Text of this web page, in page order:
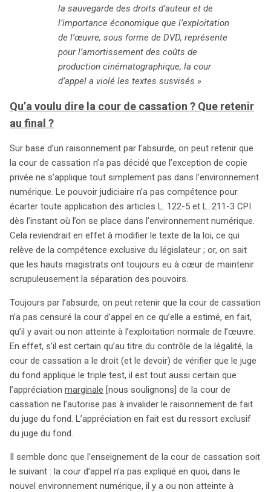
la sauvegarde des droits d’auteur et de
l’importance économique que l’exploitation
de l’œuvre, sous forme de DVD, représente
pour l’amortissement des coûts de
production cinématographique, la cour
d’appel a violé les textes susvisés »
Qu’a voulu dire la cour de cassation ? Que retenir
au final ?
Sur base d’un raisonnement par l’absurde, on peut retenir que
la cour de cassation n’a pas décidé que l’exception de copie
privée ne s’applique tout simplement pas dans l’environnement
numérique. Le pouvoir judiciaire n’a pas compétence pour
écarter toute application des articles L. 122-5 et L. 211-3 CPI
dès l’instant où l’on se place dans l’environnement numérique.
Cela reviendrait en effet à modifier le texte de la loi, ce qui
relève de la compétence exclusive du législateur ; or, on sait
que les hauts magistrats ont toujours eu à cœur de maintenir
scrupuleusement la séparation des pouvoirs.
Toujours par l’absurde, on peut retenir que la cour de cassation
n’a pas censuré la cour d’appel en ce qu’elle a estimé, en fait,
qu’il y avait ou non atteinte à l’exploitation normale de l’œuvre.
En effet, s’il est certain qu’au titre du contrôle de la légalité, la
cour de cassation a le droit (et le devoir) de vérifier que le juge
du fond applique le triple test, il est tout aussi certain que
l’appréciation marginale [nous soulignons] de la cour de
cassation ne l’autorise pas à invalider le raisonnement de fait
du juge du fond. L’appréciation en fait est du ressort exclusif
du juge du fond.
Il semble donc que l’enseignement de la cour de cassation soit
le suivant : la cour d’appel n’a pas expliqué en quoi, dans le
nouvel environnement numérique, il y a ou non atteinte à